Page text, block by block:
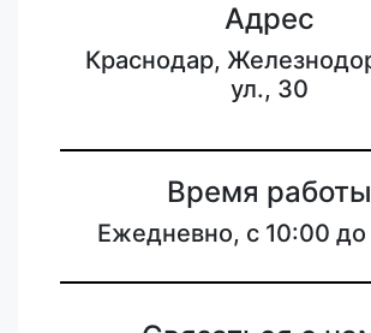
Адрес
Краснодар,
ул., 30
Время работы
Ежедневно, с 10:00